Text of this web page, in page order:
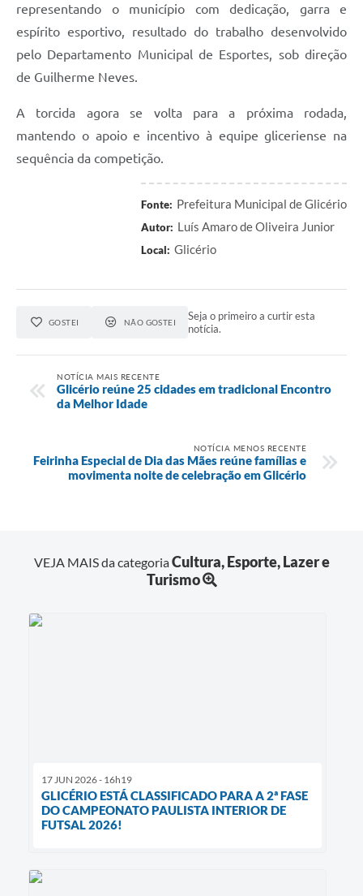
representando o município com dedicação, garra e
espírito esportivo, resultado do trabalho desenvolvido
pelo Departamento Municipal de Esportes, sob direção
de Guilherme Neves.
A torcida agora se volta para a próxima rodada,
mantendo o apoio e incentivo à equipe gliceriense na
sequência da competição.
Fonte: Prefeitura Municipal de Glicério
Autor: Luís Amaro de Oliveira Junior
Local: Glicério
GOSTEI NÃO GOSTEI
Seja o primeiro a curtir esta
notícia.
NOTÍCIA MAIS RECENTE
Glicério reúne 25 cidades em tradicional Encontro
da Melhor Idade
NOTÍCIA MENOS RECENTE
Feirinha Especial de Dia das Mães reúne famílias e
movimenta noite de celebração em Glicério
VEJA MAIS da categoriaCultura, Esporte, Lazer e
Turismo
17 JUN 2026 - 16h19
GLICÉRIO ESTÁ CLASSIFICADO PARA A 2ª FASE
DO CAMPEONATO PAULISTA INTERIOR DE
FUTSAL 2026!